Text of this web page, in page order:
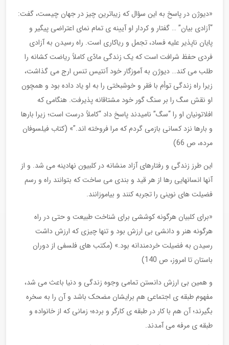
«دیوژن در پاسخ به این سؤال که زیباترین چیز در جهان چیست، گفت:
“آزادی بیان” … گفتار و کردار او آیینه ی تمام نمای اعتراضی پیگیر و
پایان ناپذیر علیه فساد، تجمل و ریاکاری است. راه رسیدن به آزادی
فردی حفظ شرافت است که یک زندگی مادّی کاملاً ریاضت کشانه را
طلب می کند… دیوژن به آموزگار خود آنتیس تنس ارج می گذاشت،
زیرا راه زندگی توأم با فقر و خوشبختی را به او یاد داده بود و همچون
او نقش سگ را بر سنگ گور خود مشتاقانه پذیرفت. هنگامی که
افلاتونیان او را “سگ” نامیدند پاسخ داد “کاملاً درست است؛ زیرا بارها
و بارها نزد کسانی بازمی گردم که مرا فروخته اند.”» (کتاب فیلسوفان
مرده، ص 66)
این طرز زندگی و رفتارهای آزاد منشانه در کلبیون نهادینه می شد. و از
آنها انسانهایی رها از هر قید و بندی می ساخت که بتوانند راه و رسم
فضیلت های نوینی را تجربه کنند و بیاموزانند.
«برای کلبیان هرگونه کوششی برای شناخت طبیعت و حتی در راه
هرگونه هنر و دانشی بی ارزش بود و تنها چیزی که ارزش داشت
رسیدن به فضیلت خردمندانه بود.» (مکتب های فلسفی از دوران
باستان تا امروز، ص 140)
و همین بی ارزش دانستن تمامی وجوه زندگی و دنیا باعث می شد،
مفهوم طبقه ی اجتماعی هم برایشان مضحک باشد و آن را به سخره
بگیرند؛ آن هم با کار در طبقه ی کارگر و برده؛ زمانی که از خانواده و
طبقه ی مرفه می آمدند.